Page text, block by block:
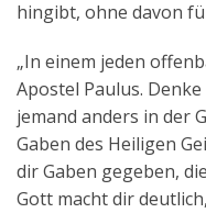
hingibt, ohne davon
„In einem jeden
Apostel Paulus.
jemand anders in der
Gaben des Heiligen
dir Gaben gegeben,
Gott macht dir